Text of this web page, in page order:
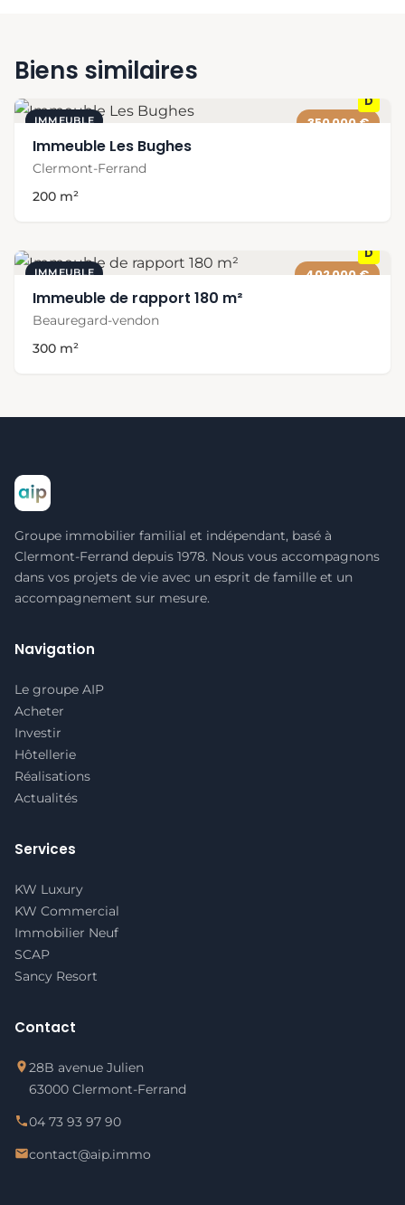
Biens similaires
IMMEUBLE 350 000 €
D
Immeuble Les Bughes
Clermont-Ferrand
200 m²
IMMEUBLE 402 000 €
D
Immeuble de rapport 180 m²
Beauregard-vendon
300 m²
Groupe immobilier familial et indépendant, basé à
Clermont-Ferrand depuis 1978. Nous vous accompagnons
dans vos projets de vie avec un esprit de famille et un
accompagnement sur mesure.
Navigation
Le groupe AIP
Acheter
Investir
Hôtellerie
Réalisations
Actualités
Services
KW Luxury
KW Commercial
Immobilier Neuf
SCAP
Sancy Resort
Contact
28B avenue Julien
63000 Clermont-Ferrand
04 73 93 97 90
contact@aip.immo